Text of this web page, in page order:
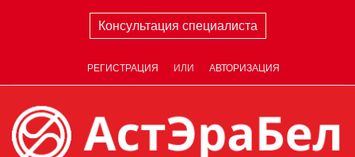
Консультация специалиста
РЕГИСТРАЦИЯ ИЛИ АВТОРИЗАЦИЯ